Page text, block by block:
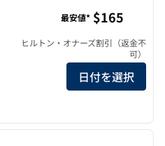
・ビーチ・エンシニタスの詳細を
最安値* $165
ヒルトン・オナーズ割引（返金不
可）
日付を選択
1/12
次の